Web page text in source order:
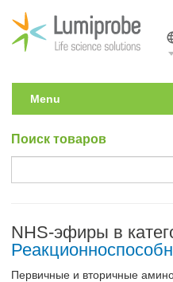
Menu
Поиск товаров
NHS-эфиры в
Первичные и вторичные